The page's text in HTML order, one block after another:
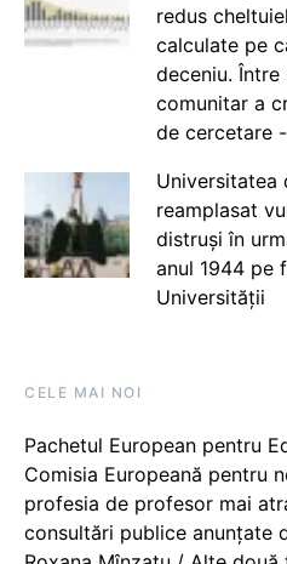
redus
calculate pe
deceniu.
comunitar a
de cercetare
Universitatea
reamplasat
distruși în
anul 1944 pe
Universității
CELE MAI NOI
Pachetul European pentru
Comisia Europeană pentru
profesia de profesor mai
consultări publice anunțate